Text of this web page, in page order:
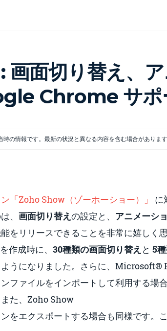
面切り替え、
Chrome サポ
の情報です。最新の状況と異なる内容を含む場合があります
「Zoho Show（ゾーホーショー）」
に
、 画面切り替え の設定と、 アニメーシ
をリリースできることを非常に嬉しく
作成時に、 30種類の画面切り替え と 5
うになりました。さらに、Microsoft®
ファイルをインポートして利用する場
た、Zoho Show
をエクスポートする場合も同様です。